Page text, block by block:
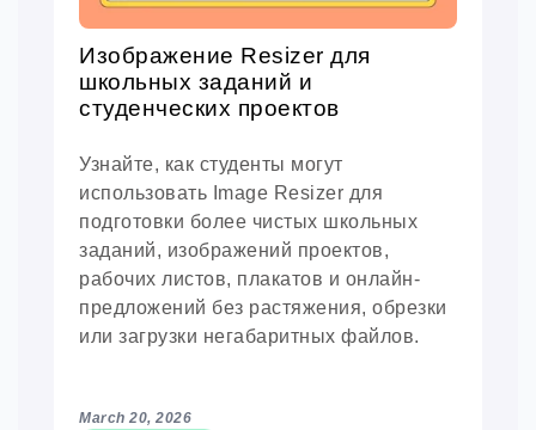
Изображение Resizer для
школьных заданий и
студенческих проектов
Узнайте, как студенты могут
использовать Image Resizer для
подготовки более чистых школьных
заданий, изображений проектов,
рабочих листов, плакатов и онлайн-
предложений без растяжения, обрезки
или загрузки негабаритных файлов.
March 20, 2026